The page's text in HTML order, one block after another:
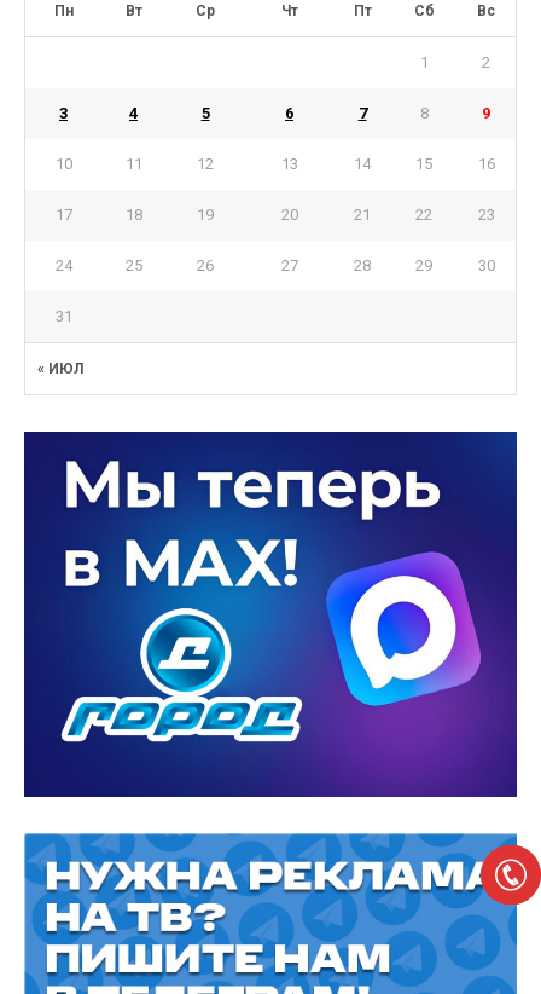
Пн Вт Ср Чт Пт Сб Вс
« ИЮЛ
1 2
3 4 5 6 7 8 9
10 11 12 13 14 15 16
17 18 19 20 21 22 23
24 25 26 27 28 29 30
31